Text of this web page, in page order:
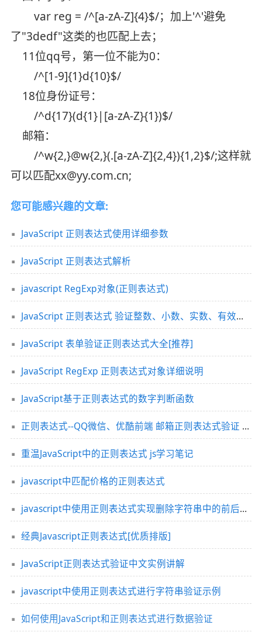
var reg = /^[a-zA-Z]{4}$/；加上'^'避免
了"3dedf"这类的也匹配上去；
11位qq号，第一位不能为0：
/^[1-9]{1}d{10}$/
18位身份证号：
/^d{17}(d{1}|[a-zA-Z}{1})$/
邮箱：
/^w{2,}@w{2,}(.[a-zA-Z]{2,4}){1,2}$/;这样就
可以匹配xx@yy.com.cn;
您可能感兴趣的文章:
JavaScript 正则表达式使用详细参数
JavaScript 正则表达式解析
javascript RegExp对象(正则表达式)
JavaScript 正则表达式 验证整数、小数、实数、有效位小数最简单
JavaScript 表单验证正则表达式大全[推荐]
JavaScript RegExp 正则表达式对象详细说明
JavaScript基于正则表达式的数字判断函数
正则表达式--QQ微信、优酷前端 邮箱正则表达式验证 Bug
重温JavaScript中的正则表达式 js学习笔记
javascript中匹配价格的正则表达式
javascript中使用正则表达式实现删除字符串中的前后空格
经典Javascript正则表达式[优质排版]
JavaScript正则表达式验证中文实例讲解
javascript中使用正则表达式进行字符串验证示例
如何使用JavaScript和正则表达式进行数据验证